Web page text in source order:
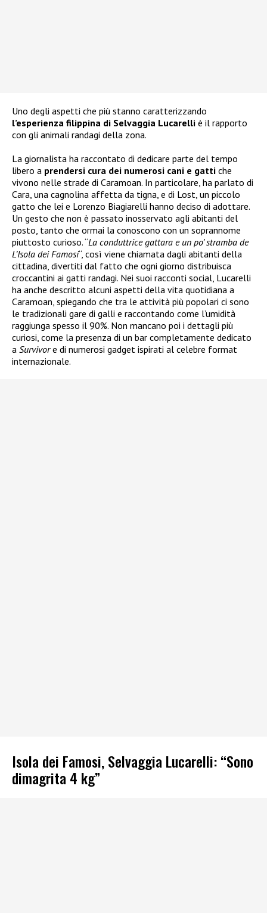
Uno degli aspetti che più stanno caratterizzando
l’esperienza filippina di Selvaggia Lucarelli è il rapporto
con gli animali randagi della zona.
La giornalista ha raccontato di dedicare parte del tempo
libero a prendersi cura dei numerosi cani e gatti che
vivono nelle strade di Caramoan. In particolare, ha parlato di
Cara, una cagnolina affetta da tigna, e di Lost, un piccolo
gatto che lei e Lorenzo Biagiarelli hanno deciso di adottare.
Un gesto che non è passato inosservato agli abitanti del
posto, tanto che ormai la conoscono con un soprannome
piuttosto curioso. “La conduttrice gattara e un po’ stramba de
L’Isola dei Famosi“, così viene chiamata dagli abitanti della
cittadina, divertiti dal fatto che ogni giorno distribuisca
croccantini ai gatti randagi. Nei suoi racconti social, Lucarelli
ha anche descritto alcuni aspetti della vita quotidiana a
Caramoan, spiegando che tra le attività più popolari ci sono
le tradizionali gare di galli e raccontando come l’umidità
raggiunga spesso il 90%. Non mancano poi i dettagli più
curiosi, come la presenza di un bar completamente dedicato
a Survivore di numerosi gadget ispirati al celebre format
internazionale.
Isola dei Famosi, Selvaggia Lucarelli: “Sono
dimagrita 4 kg”